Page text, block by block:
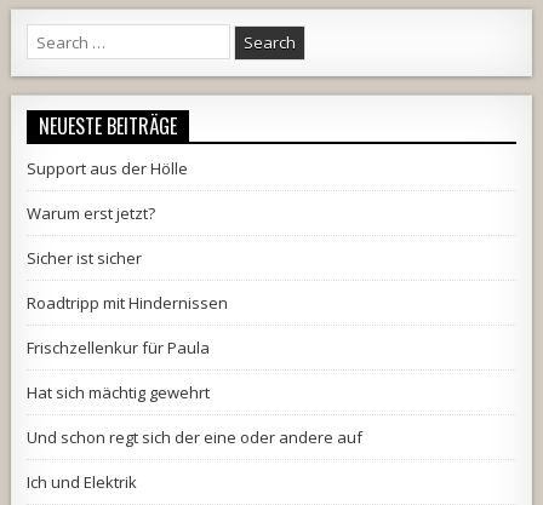
Search
for:
NEUESTE BEITRÄGE
Support aus der Hölle
Warum erst jetzt?
Sicher ist sicher
Roadtripp mit Hindernissen
Frischzellenkur für Paula
Hat sich mächtig gewehrt
Und schon regt sich der eine oder andere auf
Ich und Elektrik